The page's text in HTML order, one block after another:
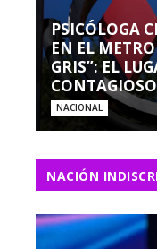
PSICÓLOGA
EN EL
GRIS”: EL
CONTAGIOSO
NACIONAL
NACIÓN